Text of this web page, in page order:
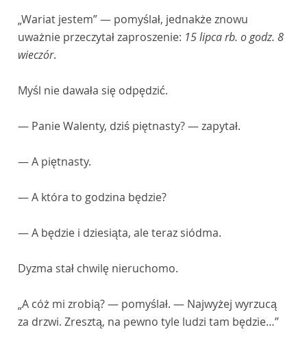
„Wariat jestem” — pomyślał, jednakże znowu
uważnie przeczytał zaproszenie: 15 lipca rb. o godz. 8
wieczór.
Myśl nie dawała się odpędzić.
— Panie Walenty, dziś piętnasty? — zapytał.
— A piętnasty.
— A która to godzina będzie?
— A będzie i dziesiąta, ale teraz siódma.
Dyzma stał chwilę nieruchomo.
„A cóż mi zrobią? — pomyślał. — Najwyżej wyrzucą
za drzwi. Zresztą, na pewno tyle ludzi tam będzie…”